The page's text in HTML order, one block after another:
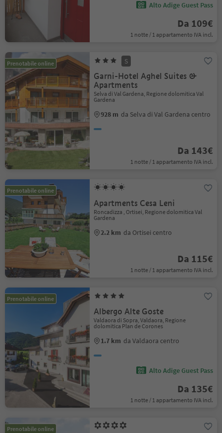
Alto Adige Guest Pass
Da 109€
1 notte / 1 appartamento IVA incl.
Prenotabile online S
Garni-Hotel Aghel Suites &
Apartments
Selva di Val Gardena, Regione dolomitica Val
Gardena
928 m da Selva di Val Gardena centro
Da 143€
1 notte / 1 appartamento IVA incl.
Prenotabile online
Apartments Cesa Leni
Roncadizza , Ortisei, Regione dolomitica Val
Gardena
2.2 km da Ortisei centro
Da 115€
1 notte / 1 appartamento IVA incl.
Prenotabile online
Albergo Alte Goste
Valdaora di Sopra, Valdaora, Regione
dolomitica Plan de Corones
1.7 km da Valdaora centro
Alto Adige Guest Pass
Da 135€
1 notte / 1 appartamento IVA incl.
Prenotabile online